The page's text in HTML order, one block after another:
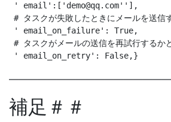
' email':[' demo@qq.com''],
# タスクが失敗したときにメールを送信
' email_on_failure': True,
# タスクがメールの送信を再試行するか
補足＃＃